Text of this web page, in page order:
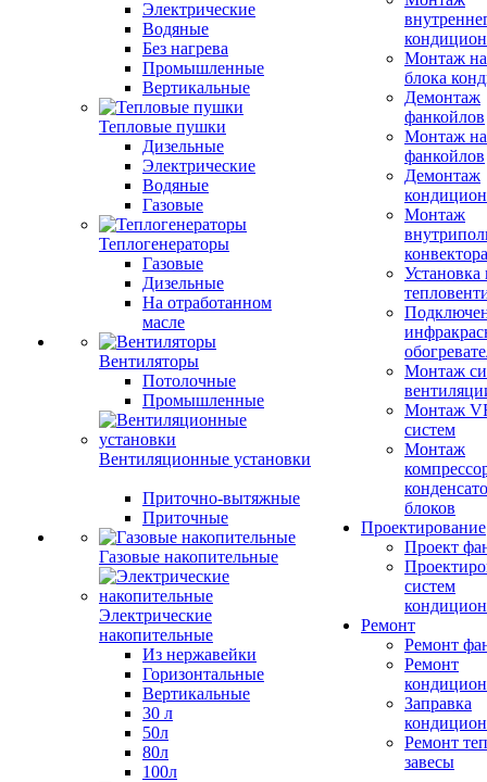
Электрические
Водяные
Без нагрева
Промышленные
Вертикальные
Тепловые пушки
Дизельные
Электрические
Водяные
Газовые
Теплогенераторы
Газовые
Дизельные
На отработанном
масле
Вентиляторы
Потолочные
Промышленные
Вентиляционные установки
Приточно-вытяжные
Приточные
Газовые накопительные
Электрические
накопительные
Из нержавейки
Горизонтальные
Вертикальные
30 л
50л
80л
100л
Монтаж
блока
Демонтаж
фанкойлов
Монтаж
фанкойлов
Демонтаж
Монтаж
конвектора
Установка
Монтаж
Монтаж
систем
Монтаж
блоков
Проектирование
Проект
систем
Ремонт
Ремонт
Ремонт
Заправка
Ремонт
завесы